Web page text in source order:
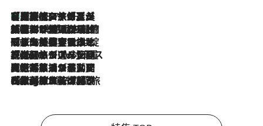
2026.8.7
【厳選旅コスメ】「多機能アイテムがメイン！」旅好き美容エディターが選んだ夏旅ベストコスメを発表【Mサイズジップ】
2026.8.6
「荷物が増えるほど旅ストレスは増す」美容ジャーナリストがたどり着いた最終結論。“化粧品を劇的に減らす”感動の凝縮美容とは
2026.8.6
「旅先には金髪ウィッグを持参」日本と同じメイクでは損してる!? 美容ジャーナリストが提案する“掟破りの旅美容”とは
2026.8.6
【厳選旅コスメ】「身軽さ＆UV対策重視！」ヘアアーティストshucoが選んだ夏旅ベストコスメを発表【Mサイズジップ】
2026.8.5
【厳選旅コスメ】国内をあちこち移動する河井菜摘が選んだ夏旅ベストコスメ発表！「リラックスアイテムはマスト」【Mサイズジップ】
2026.8.4
【厳選旅コスメ】「紫外線＆乾燥対策しながらメイク感も！」ヘア＆メイクGeorgeが選んだ夏旅ベストコスメを発表！【Mサイズジップ】